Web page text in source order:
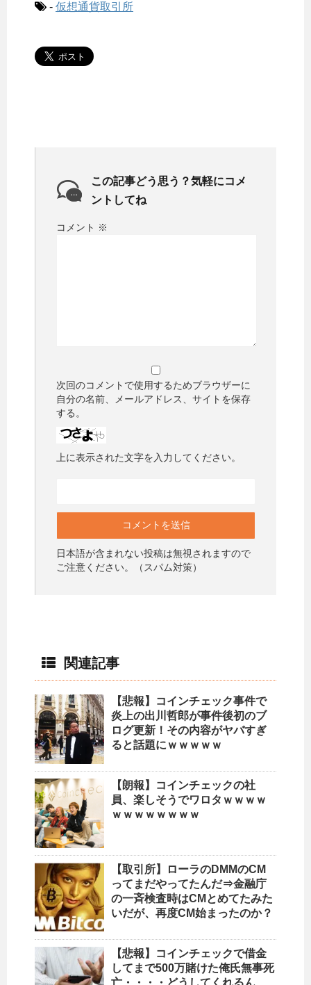
- 仮想通貨取引所
この記事どう思う？気軽にコメ
ントしてね
コメント ※
次回のコメントで使用するためブラウザーに
自分の名前、メールアドレス、サイトを保存
する。
上に表示された文字を入力してください。
日本語が含まれない投稿は無視されますので
ご注意ください。（スパム対策）
関連記事
【悲報】コインチェック事件で
炎上の出川哲郎が事件後初のブ
ログ更新！その内容がヤバすぎ
ると話題にｗｗｗｗｗ
【朗報】コインチェックの社
員、楽しそうでワロタｗｗｗｗ
ｗｗｗｗｗｗｗｗ
【取引所】ローラのDMMのCM
ってまだやってたんだ⇒金融庁
の一斉検査時はCMとめてたみた
いだが、再度CM始まったのか？
【悲報】コインチェックで借金
してまで500万賭けた俺氏無事死
亡・・・・どうしてくれるん